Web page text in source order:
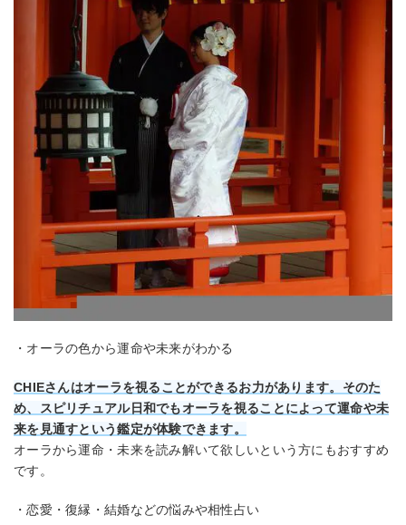
・オーラの色から運命や未来がわかる
CHIEさんはオーラを視ることができるお力があります。そのた
め、スピリチュアル日和でもオーラを視ることによって運命や未
来を見通すという鑑定が体験できます。
オーラから運命・未来を読み解いて欲しいという方にもおすすめ
です。
・恋愛・復縁・結婚などの悩みや相性占い